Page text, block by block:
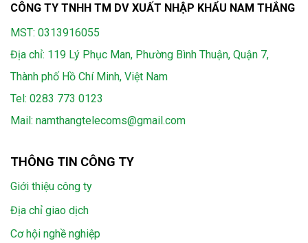
CÔNG TY TNHH TM DV XUẤT NHẬP KHẨU NAM THẮNG
MST: 0313916055
Địa chỉ: 119 Lý Phục Man, Phường Bình Thuận, Quận 7,
Thành phố Hồ Chí Minh, Việt Nam
Tel: 0283 773 0123
Mail: namthangtelecoms@gmail.com
THÔNG TIN CÔNG TY
Giới thiệu công ty
Địa chỉ giao dịch
Cơ hội nghề nghiệp